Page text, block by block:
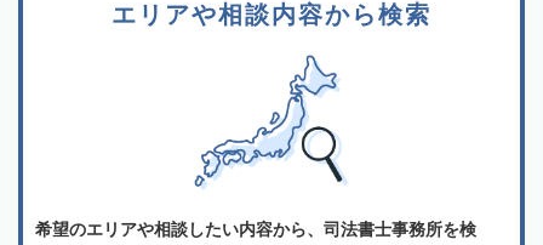
エリアや相談内容から検索
希望のエリアや相談したい内容から、司法書士事務所を検